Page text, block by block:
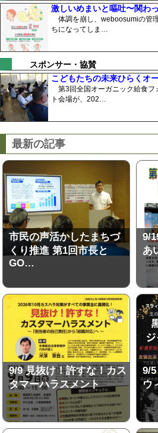
激しいめまいと嘔吐〜関わ
体調を崩し、weboosumiの管
ちになってしま…
スポンサー・協賛
こどもたちの未来ひらくオ
第3回全国オーガニック給食フ
ト会場が、202…
最新の記事
市民の声活かしたまちづ
くり推進 第1回市長と
GO…
9/
あ
9/9 見抜け！許すな！カス
タマーハラスメント
9/
ウ